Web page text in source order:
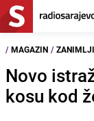
/ MAGAZIN /
Novo
kosu kod